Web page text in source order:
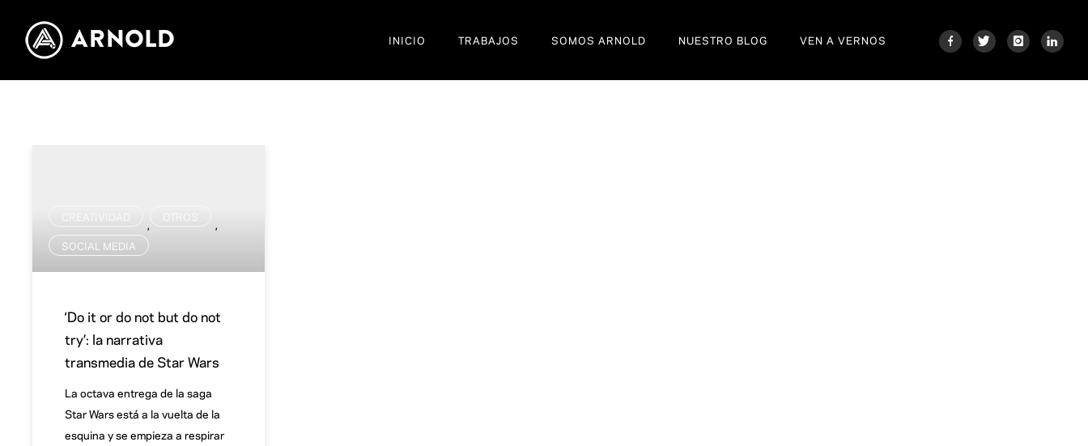
INICIO TRABAJOS SOMOS ARNOLD NUESTRO BLOG VEN A VERNOS
SOCIAL MEDIA
‘Do it or do not but do not
try’: la narrativa
transmedia de Star Wars
La octava entrega de la saga
Star Wars está a la vuelta de la
esquina y se empieza a respirar